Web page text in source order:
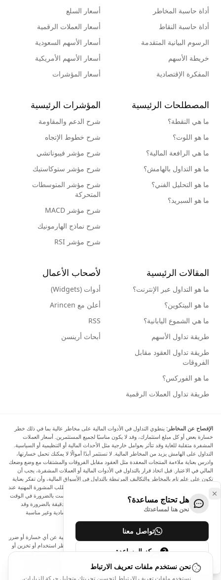
أداة حاسبة المخاطر
أداة حاسبة النقاط
الرسوم البيانية المتقدمة
خريطة الأسهم
المفكرة الإقتصادية
أسعار السلع
أسعار العملات الرقمية
أسعار الأسهم السعودية
أسعار الأسهم الأمريكية
أسعار المؤشرات
المصطلحات الرئيسية
ما هي النقطة؟
ما هو اللوت؟
ما هي الرافعة المالية؟
ما هو التداول بالهامش؟
ما هو التحليل الفني؟
ما هو السبريد؟
المؤشرات الرئيسية
شرح الدعم والمقاومة
شرح خطوط الإتجاه
شرح مؤشر فيبوناتشي
شرح مؤشر ستوكاستيك
شرح مؤشر المتوسطات
المتحركة
شرح مؤشر MACD
شرح نماذج الهارمونيك
شرح مؤشر RSI
المقالات الرئيسية
ما هو التداول عبر الإنترنت؟
ما هو البيتكوين؟
ما هي الشموع اليابانية؟
طريقة تداول الأسهم
طريقة تداول العقود مقابل
الفروقات
ما هو الفوركس؟
طريقة تداول العملات الرقمية
لأصحاب الأعمال
أدوات (Widgets)
أعلن مع Arincen
RSS
أبحاث أرينسن
الإفصاح عن المخاطر: ينطوي التداول في الأدوات المالية على مخاطر عالية بما في ذلك خطر
خسارة بعض أو كل مبلغ استثمارك، وقد لا يكون مناسبًا لجميع المستثمرين. أسعار العملات
المشفرة متقلبة للغاية وقد تتأثر بعوامل خارجية مثل الأحداث المالية أو التنظيمية أو السياسية.
التداول على الهامش يزيد من المخاطر المالية. لا تستثمر أبدًا أموالًا لا يمكنك تحمل خسارتها،
وادرس بعناية ملاءمة المنتجات المعقدة مثل العقود مقابل الفروقات والمشتقات مع وضع وضعك
المالي في الاعتبار. قبل اتخاذ قرار بالتداول في الأدوات المالية أو العملات المشفرة، يجب أن
تكون على علم تام بالمخاطر والتكاليف المرتبطة بالتداول في الأسواق المالية، وأن تفكر بعناية
في أهدافك الاستثمارية ومستوى خبرتك ورغبتك في المخاطرة، وأن تطلب المشورة المهنية عند
الحاجة. تود Arincen أن تذكرك بأن البيانات الواردة في هذا الموقع ليست بالضرورة في الوقت
الفعلي وليست دقيقة. البيانات والأسعار الموجودة على الموقع ليست دقيقة بالضرورة وقد
تختلف عن السعر الفعلي في أي سوق معينة، مما يعني أن الأسعار إرشادية وغير مناسبة
لأغراض التداول.
لن يتحمل Arincen وأي مزود للبيانات الواردة في هذا الموقع المسؤولية عن أي خسارة أو ضرر
نتيجة لتداولك، أو اعتمادك على المعلومات الواردة في هذا الموقع. يحظر استخدام أو تخزين أو
إعادة إنتاج أو عرض أو تعديل أو نقل أو توزيع البيانات الموجودة في هذا الموقع دون الحصول
على إذن كتابي صريح مسبق من Arincen و/أو مزود البيانات. جميع حقوق الملكية الفكرية
محفوظة من قبل مقدمي الخدمة و/أو البورصة التي تقدم البيانات الواردة في هذا الموقع. قد
هل تحتاج مساعدة؟
نحن هنا لمساعدتك
تواصل معنا
مركز المساعدة
نحن نستخدم ملفات تعريف الارتباط
نستخدم ملفات تعريف الارتباط لتحسين تجربتك وتحليل حركة الزيارات.